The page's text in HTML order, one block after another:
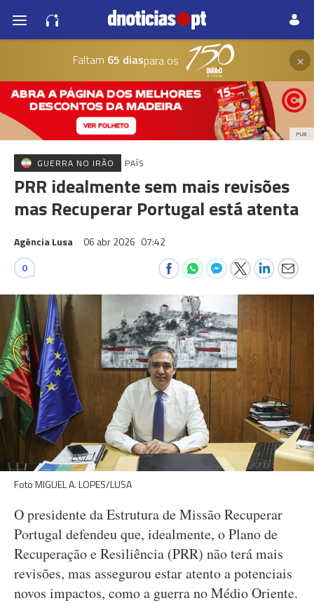
Faltam 65 diaspara os ×
PUB
GUERRA NO IRÃO PAÍS
PRR idealmente sem mais revisões
mas Recuperar Portugal está atenta
Agência Lusa 06 abr 2026 07:42
0
Foto MIGUEL A. LOPES/LUSA
O presidente da Estrutura de Missão Recuperar
Portugal defendeu que, idealmente, o Plano de
Recuperação e Resiliência (PRR) não terá mais
revisões, mas assegurou estar atento a potenciais
novos impactos, como a guerra no Médio Oriente.